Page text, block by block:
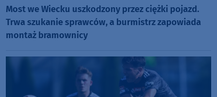
Most we Wiecku uszkodzony przez ciężki pojazd.
Trwa szukanie sprawców, a burmistrz zapowiada
montaż bramownicy